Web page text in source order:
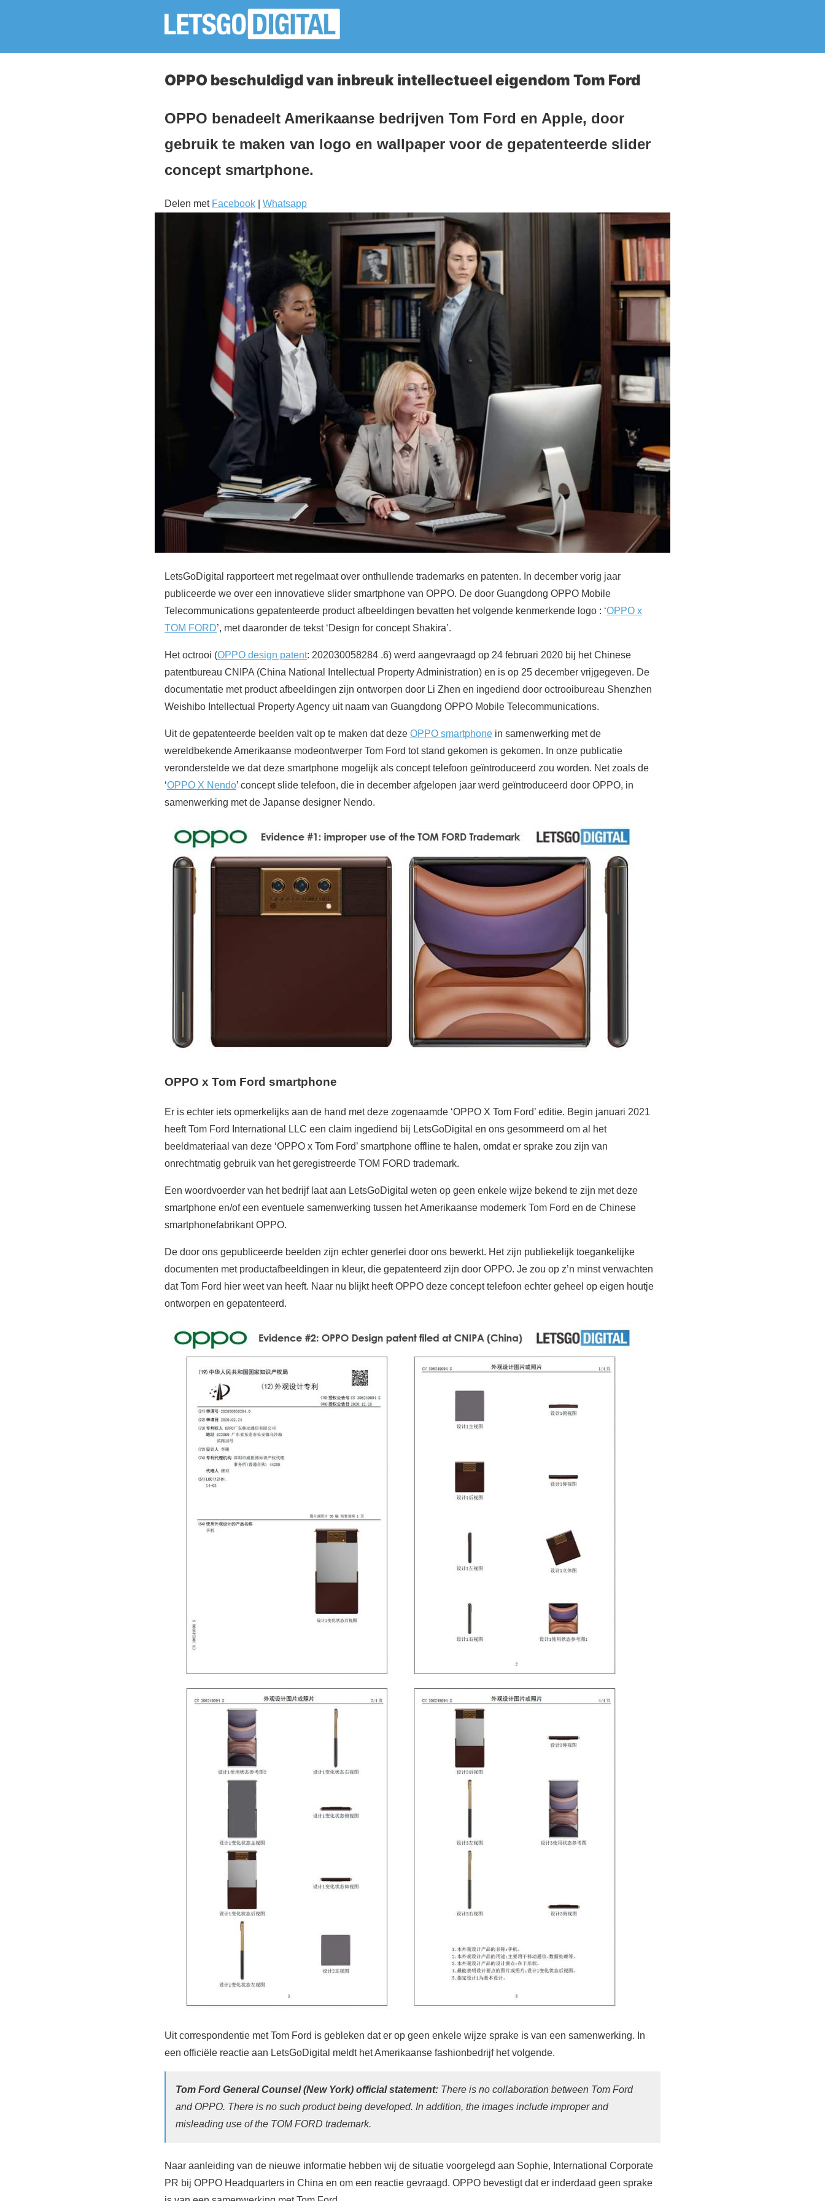
OPPO beschuldigd van inbreuk intellectueel eigendom Tom Ford
OPPO benadeelt Amerikaanse bedrijven Tom Ford en Apple, door
gebruik te maken van logo en wallpaper voor de gepatenteerde slider
concept smartphone.
Delen met Facebook Whatsapp
LetsGoDigital rapporteert met regelmaat over onthullende trademarks en patenten. In december vorig jaar
publiceerde we over een innovatieve slider smartphone van OPPO. De door Guangdong OPPO Mobile
Telecommunications gepatenteerde product afbeeldingen bevatten het volgende kenmerkende logo : ‘OPPO x
TOM FORD’, met daaronder de tekst ‘Design for concept Shakira’.
Het octrooi (OPPO design patent: 202030058284 .6) werd aangevraagd op 24 februari 2020 bij het Chinese
patentbureau CNIPA (China National Intellectual Property Administration) en is op 25 december vrijgegeven. De
documentatie met product afbeeldingen zijn ontworpen door Li Zhen en ingediend door octrooibureau Shenzhen
Weishibo Intellectual Property Agency uit naam van Guangdong OPPO Mobile Telecommunications.
Uit de gepatenteerde beelden valt op te maken dat deze OPPO smartphone in samenwerking met de
wereldbekende Amerikaanse modeontwerper Tom Ford tot stand gekomen is gekomen. In onze publicatie
veronderstelde we dat deze smartphone mogelijk als concept telefoon geïntroduceerd zou worden. Net zoals de
‘OPPO X Nendo’ concept slide telefoon, die in december afgelopen jaar werd geïntroduceerd door OPPO, in
samenwerking met de Japanse designer Nendo.
OPPO x Tom Ford smartphone
Er is echter iets opmerkelijks aan de hand met deze zogenaamde ‘OPPO X Tom Ford’ editie. Begin januari 2021
heeft Tom Ford International LLC een claim ingediend bij LetsGoDigital en ons gesommeerd om al het
beeldmateriaal van deze ‘OPPO x Tom Ford’ smartphone offline te halen, omdat er sprake zou zijn van
onrechtmatig gebruik van het geregistreerde TOM FORD trademark.
Een woordvoerder van het bedrijf laat aan LetsGoDigital weten op geen enkele wijze bekend te zijn met deze
smartphone en/of een eventuele samenwerking tussen het Amerikaanse modemerk Tom Ford en de Chinese
smartphonefabrikant OPPO.
De door ons gepubliceerde beelden zijn echter generlei door ons bewerkt. Het zijn publiekelijk toegankelijke
documenten met productafbeeldingen in kleur, die gepatenteerd zijn door OPPO. Je zou op z’n minst verwachten
dat Tom Ford hier weet van heeft. Naar nu blijkt heeft OPPO deze concept telefoon echter geheel op eigen houtje
ontworpen en gepatenteerd.
Uit correspondentie met Tom Ford is gebleken dat er op geen enkele wijze sprake is van een samenwerking. In
een officiële reactie aan LetsGoDigital meldt het Amerikaanse fashionbedrijf het volgende.
Tom Ford General Counsel (New York) official statement: There is no collaboration between Tom Ford
and OPPO. There is no such product being developed. In addition, the images include improper and
misleading use of the TOM FORD trademark.
Naar aanleiding van de nieuwe informatie hebben wij de situatie voorgelegd aan Sophie, International Corporate
PR bij OPPO Headquarters in China en om een reactie gevraagd. OPPO bevestigt dat er inderdaad geen sprake